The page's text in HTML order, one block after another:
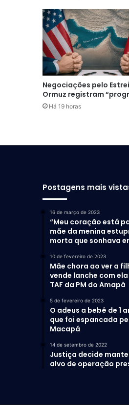
Negociações pelo
Ormuz registram
Há 19 horas
Postagens mais
16 de março de 2023
“Meu coração está
mãe da menina
morta que sonhava
10 de fevereiro de 2023
Mãe chora ao ver a
vende lanche com
TAF da PM do Amapá
5 de fevereiro de 2023
O adeus a bebê de 1
que foi espancada
Macapá
14 de setembro de 2022
Justiça decide
alvo de operação